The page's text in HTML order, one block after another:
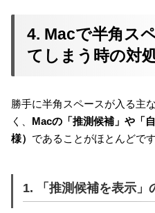
4. Macで半角ス
てしまう時の対
勝手に半角スペースが入る主
く、 Macの「推測候補」や「
様） であることがほとんどです
1. 「推測候補を表示」